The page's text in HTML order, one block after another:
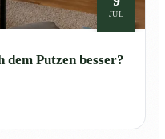
JUL
Putzen besser?